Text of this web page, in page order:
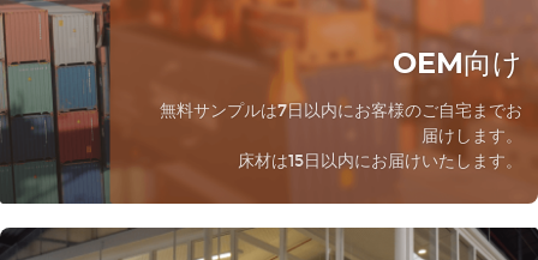
OEM向け
無料サンプルは7日以内にお客様のご自宅までお
届けします。
床材は15日以内にお届けいたします。